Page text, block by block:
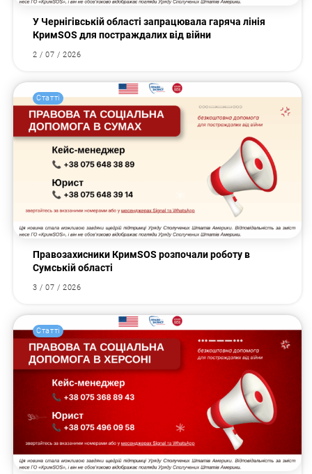
У Чернігівській області запрацювала гаряча лінія
КримSOS для постраждалих від війни
2 / 07 / 2026
Статті
Правозахисники КримSOS розпочали роботу в
Сумській області
3 / 07 / 2026
Статті